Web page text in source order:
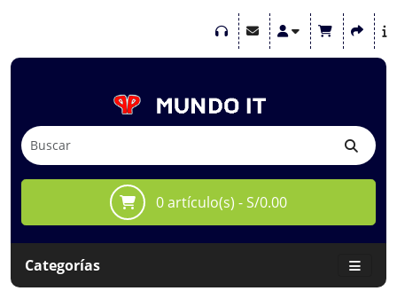
0 artículo(s) - S/0.00
Categorías